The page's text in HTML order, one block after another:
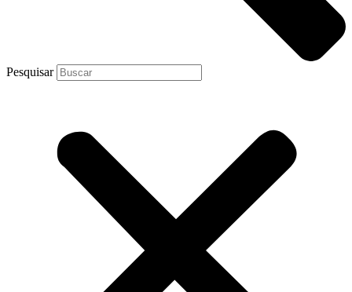
Pesquisar